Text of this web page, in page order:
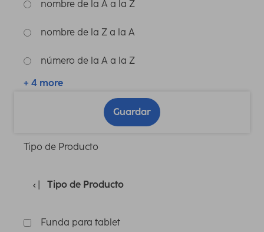
nombre de la A a la Z
nombre de la Z a la A
número de la A a la Z
+ 4 more
Guardar
Tipo de Producto
Tipo de Producto
Funda para tablet